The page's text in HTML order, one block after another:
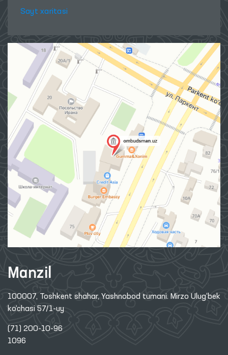
Sayt xaritasi
Manzil
100007, Toshkent shahar, Yashnobod tumani. Mirzo Ulug‘bek
ko‘chasi 57/1-uy
(71) 200-10-96
1096